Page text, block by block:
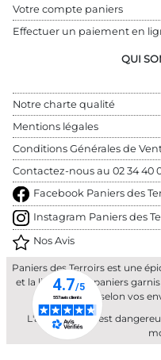
Votre compte paniers
Effectuer un paiement en
QUI
Notre charte qualité
Mentions légales
Conditions Générales de
Contactez-nous au 02 34 40
Facebook Paniers des
Instagram Paniers des
Nos Avis
Paniers des Terroirs est une
et la livraison de paniers
selon vos
L'abus d'alcool est